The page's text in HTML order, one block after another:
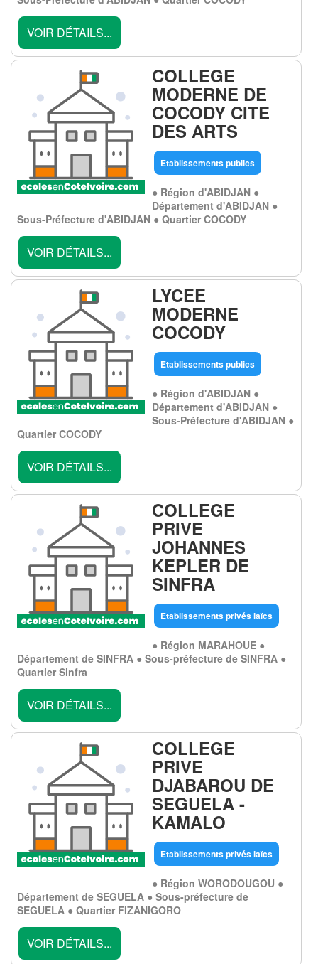
VOIR DÉTAILS...
COLLEGE
MODERNE DE
COCODY CITE
DES ARTS
Etablissements publics
● Région d'ABIDJAN ●
Département d'ABIDJAN ●
Sous-Préfecture d'ABIDJAN ● Quartier COCODY
VOIR DÉTAILS...
LYCEE
MODERNE
COCODY
Etablissements publics
● Région d'ABIDJAN ●
Département d'ABIDJAN ●
Sous-Préfecture d'ABIDJAN ●
Quartier COCODY
VOIR DÉTAILS...
COLLEGE
PRIVE
JOHANNES
KEPLER DE
SINFRA
Etablissements privés laïcs
● Région MARAHOUE ●
Département de SINFRA ● Sous-préfecture de SINFRA ●
Quartier Sinfra
VOIR DÉTAILS...
COLLEGE
PRIVE
DJABAROU DE
SEGUELA -
KAMALO
Etablissements privés laïcs
● Région WORODOUGOU ●
Département de SEGUELA ● Sous-préfecture de
SEGUELA ● Quartier FIZANIGORO
VOIR DÉTAILS...